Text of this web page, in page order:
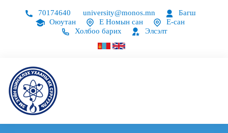
70174640 university@monos.mn
Багш
Оюутан
Е Номын сан
Е-сан
Холбоо барих
Элсэлт